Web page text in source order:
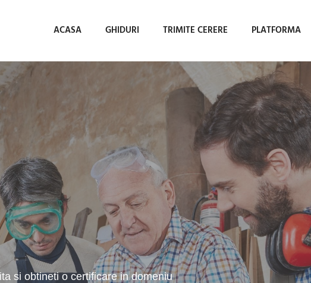
ACASA GHIDURI TRIMITE CERERE PLATFORMA
si obtineti o certificare in domeniu